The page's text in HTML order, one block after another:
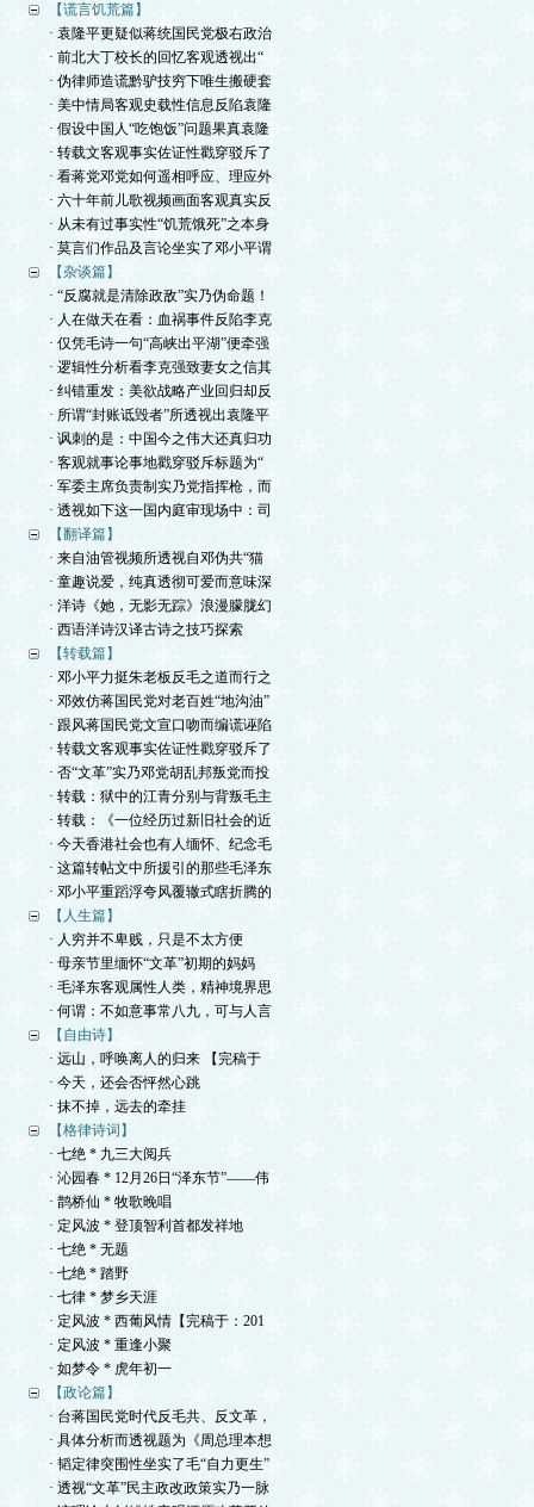
【谎言饥荒篇】
· 袁隆平更疑似蒋统国民党极右政治
· 前北大丁校长的回忆客观透视出“
· 伪律师造谎黔驴技穷下唯生搬硬套
· 美中情局客观史载性信息反陷袁隆
· 假设中国人“吃饱饭”问题果真袁隆
· 转载文客观事实佐证性戳穿驳斥了
· 看蒋党邓党如何遥相呼应、理应外
· 六十年前儿歌视频画面客观真实反
· 从未有过事实性“饥荒饿死”之本身
· 莫言们作品及言论坐实了邓小平谓
【杂谈篇】
· “反腐就是清除政敌”实乃伪命题！
· 人在做天在看：血祸事件反陷李克
· 仅凭毛诗一句“高峡出平湖”便牵强
· 逻辑性分析看李克强致妻女之信其
· 纠错重发：美欲战略产业回归却反
· 所谓“封账诋毁者”所透视出袁隆平
· 讽刺的是：中国今之伟大还真归功
· 客观就事论事地戳穿驳斥标题为“
· 军委主席负责制实乃党指挥枪，而
· 透视如下这一国内庭审现场中：司
【翻译篇】
· 来自油管视频所透视自邓伪共“猫
· 童趣说爱，纯真透彻可爱而意味深
· 洋诗《她，无影无踪》浪漫朦胧幻
· 西语洋诗汉译古诗之技巧探索
【转载篇】
· 邓小平力挺朱老板反毛之道而行之
· 邓效仿蒋国民党对老百姓“地沟油”
· 跟风蒋国民党文宣口吻而编谎诬陷
· 转载文客观事实佐证性戳穿驳斥了
· 否“文革”实乃邓党胡乱邦叛党而投
· 转载：狱中的江青分别与背叛毛主
· 转载：《一位经历过新旧社会的近
· 今天香港社会也有人缅怀、纪念毛
· 这篇转帖文中所援引的那些毛泽东
· 邓小平重蹈浮夸风覆辙式瞎折腾的
【人生篇】
· 人穷并不卑贱，只是不太方便
· 母亲节里缅怀“文革”初期的妈妈
· 毛泽东客观属性人类，精神境界思
· 何谓：不如意事常八九，可与人言
【自由诗】
· 远山，呼唤离人的归来 【完稿于
· 今天，还会否怦然心跳
· 抹不掉，远去的牵挂
【格律诗词】
· 七绝 * 九三大阅兵
· 沁园春 * 12月26日“泽东节”——伟
· 鹊桥仙 * 牧歌晚唱
· 定风波 * 登顶智利首都发祥地
· 七绝 * 无题
· 七绝 * 踏野
· 七律 * 梦乡天涯
· 定风波 * 西葡风情【完稿于：201
· 定风波 * 重逢小聚
· 如梦令 * 虎年初一
【政论篇】
· 台蒋国民党时代反毛共、反文革，
· 具体分析而透视题为《周总理本想
· 韬定律突围性坐实了毛“自力更生”
· 透视“文革”民主政改政策实乃一脉